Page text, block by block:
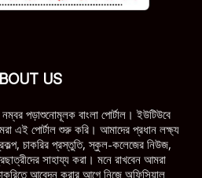
US
পড়াশুনোমূলক বাংলা পোর্টাল। ইউটিউবে
এই পোর্টাল শুরু করি। আমাদের প্রধান লক্ষ্য
চাকরির প্রস্তুতি, স্কুল-কলেজের নিউজ,
সাহায্য করা। মনে রাখবেন আমরা
আবেদন করার আগে নিজে অফিসিয়াল